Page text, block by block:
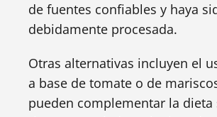
de fuentes confiables y haya
debidamente procesada.
Otras alternativas incluyen el
a base de tomate o de
pueden complementar la dieta